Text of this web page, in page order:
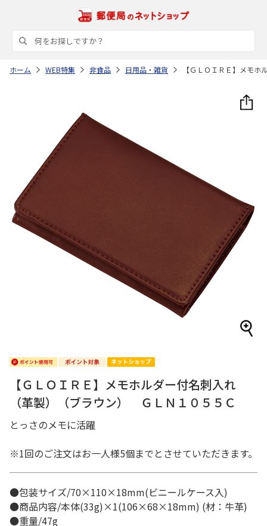
ホーム WEB特集 非食品 日用品・雑貨 【ＧＬＯＩＲＥ】メモ
【ＧＬＯＩＲＥ】メモホルダー付名刺入れ
（革製）（ブラウン） ＧＬＮ１０５５Ｃ
とっさのメモに活躍
※1回のご注文はお一人様5個までとさせていただきます。
●包装サイズ/70×110×18mm(ビニールケース入)
●商品内容/本体(33g)×1(106×68×18mm) (材：牛革)
●重量/47g